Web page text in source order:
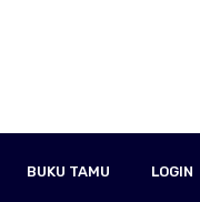
BUKU TAMU LOGIN